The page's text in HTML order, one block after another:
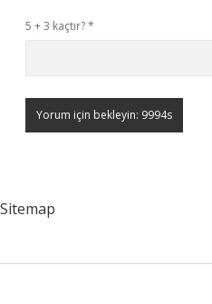
5 + 3 kaçtır?*
Sitemap